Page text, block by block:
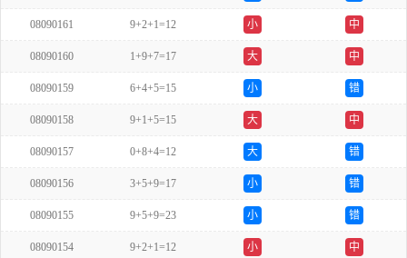
08090161 9+2+1=12 小 中
08090160 1+9+7=17 大 中
08090159 6+4+5=15 小 错
08090158 9+1+5=15 大 中
08090157 0+8+4=12 大 错
08090156 3+5+9=17 小 错
08090155 9+5+9=23 小 错
08090154 9+2+1=12 小 中